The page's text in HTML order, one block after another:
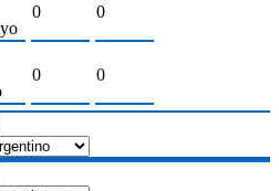
0 0
0 0